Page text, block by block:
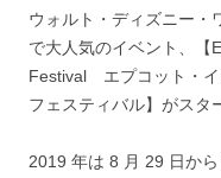
ウォルト・ディズニー・
で大人気のイベント、【
Festival エプコット・
フェスティバル】がスタ
2019 年は 8 月 29 日から